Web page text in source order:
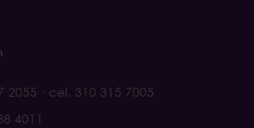
· cel. 310 315 7005
4011